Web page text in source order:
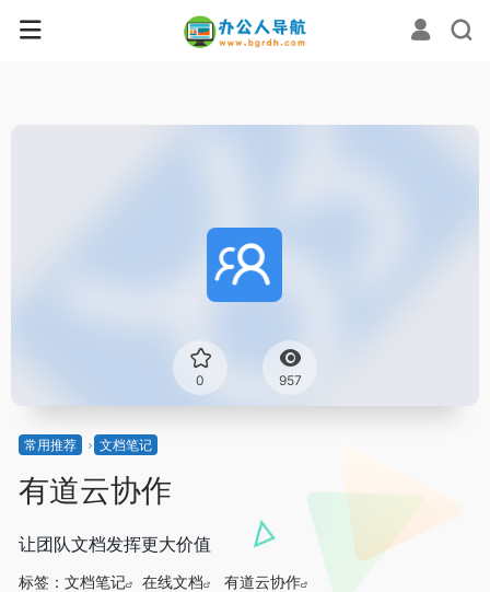
0 957
常用推荐 文档笔记
有道云协作
让团队文档发挥更大价值
标签： 文档笔记 在线文档 有道云协作